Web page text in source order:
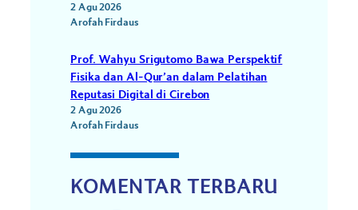
2 Agu 2026
Arofah Firdaus
Prof. Wahyu Srigutomo Bawa Perspektif
Fisika dan Al-Qur’an dalam Pelatihan
Reputasi Digital di Cirebon
2 Agu 2026
Arofah Firdaus
KOMENTAR TERBARU